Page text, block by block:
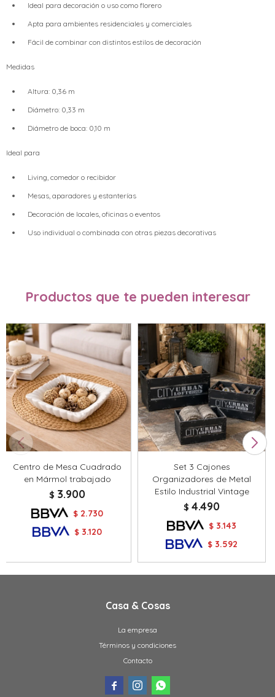
Ideal para decoración o uso como florero
Apta para ambientes residenciales y comerciales
Fácil de combinar con distintos estilos de decoración
Medidas
Altura: 0,36 m
Diámetro: 0,33 m
Diámetro de boca: 0,10 m
Ideal para
Living, comedor o recibidor
Mesas, aparadores y estanterías
Decoración de locales, oficinas o eventos
Uso individual o combinada con otras piezas decorativas
Productos que te pueden interesar
Centro de Mesa Cuadrado
en Mármol trabajado
$ 3.900
$ 2.730
$ 3.120
Set 3 Cajones
Organizadores de Metal
Estilo Industrial Vintage
$ 4.490
$ 3.143
$ 3.592
Casa & Cosas
La empresa
Términos y condiciones
Contacto
  